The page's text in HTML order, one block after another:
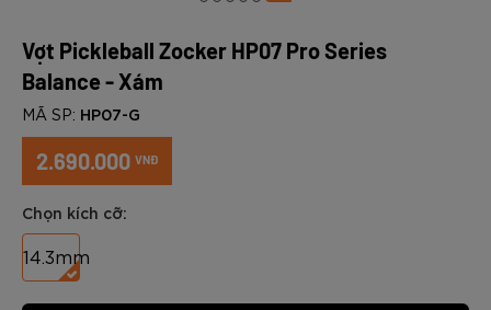
Vợt Pickleball Zocker HP07 Pro Series
Balance - Xám
MÃ SP: HP07-G
2.690.000 VNĐ
Chọn kích cỡ:
14.3mm